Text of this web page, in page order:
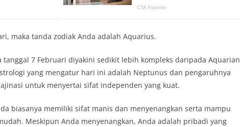
maka tanda zodiak Anda adalah Aquarius.
tanggal 7 Februari diyakini sedikit lebih kompleks daripada Aquarian
yang mengatur hari ini adalah Neptunus dan pengaruhnya
untuk menyertai sifat independen yang kuat.
biasanya memiliki sifat manis dan menyenangkan serta mampu
Meskipun Anda menyenangkan, Anda adalah pribadi yang